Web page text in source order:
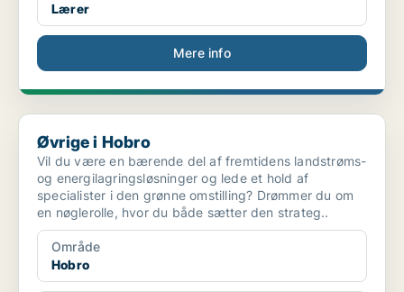
Lærer
Mere info
Øvrige i Hobro
Øvrige i Hobro
Vil du være en bærende del af fremtidens landstrøms-
og energilagringsløsninger og lede et hold af
specialister i den grønne omstilling? Drømmer du om
en nøglerolle, hvor du både sætter den strateg..
Område
Hobro